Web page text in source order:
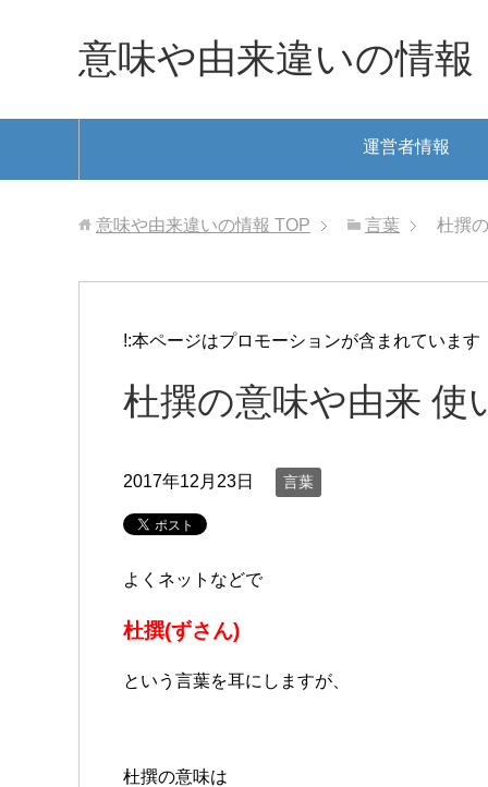
意味や由来違いの情報
運営者情報
意味や由来違いの情報 TOP 言葉 杜撰
!:本ページはプロモーションが含まれています
杜撰の意味や由来 使
2017年12月23日 言葉
よくネットなどで
杜撰(ずさん)
という言葉を耳にしますが、
杜撰の意味は